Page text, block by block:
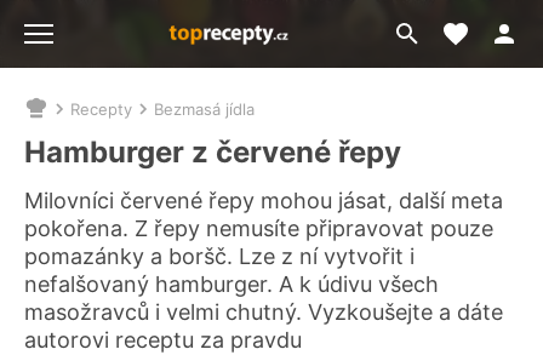
Přejít
na
Moje
Nacházíte
se
zde:
Recepty Bezmasá jídla
Hamburger z červené řepy
Milovníci červené řepy mohou jásat, další meta
pokořena. Z řepy nemusíte připravovat pouze
pomazánky a boršč. Lze z ní vytvořit i
nefalšovaný hamburger. A k údivu všech
masožravců i velmi chutný. Vyzkoušejte a dáte
autorovi receptu za pravdu